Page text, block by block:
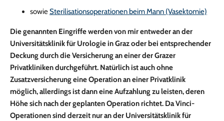
sowieSterilisationsoperationen beim Mann (Vasektomie)
Die genannten Eingriffe werden von mir entweder an der
Universitätsklinik für Urologie in Graz oder bei entsprechender
Deckung durch die Versicherung an einer der Grazer
Privatkliniken durchgeführt. Natürlich ist auch ohne
Zusatzversicherung eine Operation an einer Privatklinik
möglich, allerdings ist dann eine Aufzahlung zu leisten, deren
Höhe sich nach der geplanten Operation richtet. Da Vinci-
Operationen sind derzeit nur an der Universitätsklinik für